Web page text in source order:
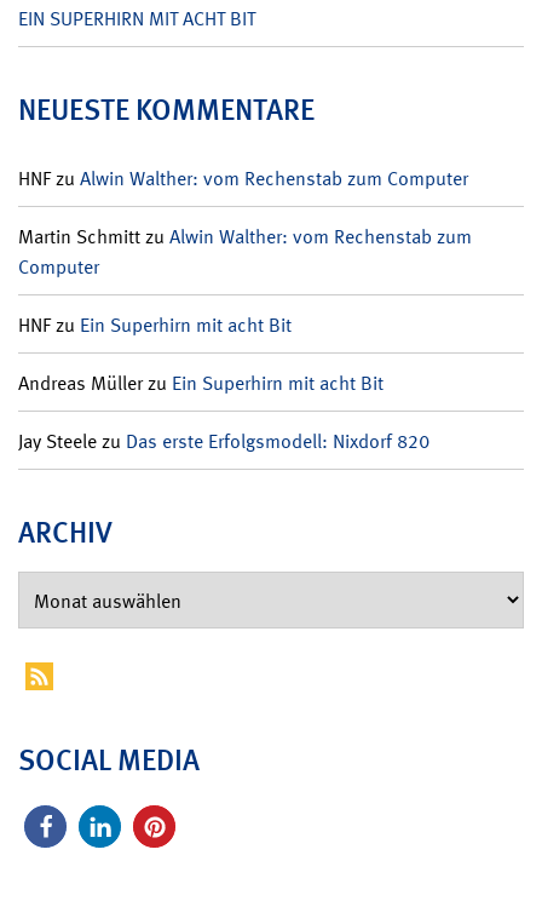
EIN SUPERHIRN MIT ACHT BIT
NEUESTE KOMMENTARE
HNFzu Alwin Walther: vom Rechenstab zum Computer
Martin Schmittzu Alwin Walther: vom Rechenstab zum
Computer
HNFzu Ein Superhirn mit acht Bit
Andreas Müllerzu Ein Superhirn mit acht Bit
Jay Steelezu Das erste Erfolgsmodell: Nixdorf 820
ARCHIV
SOCIAL MEDIA